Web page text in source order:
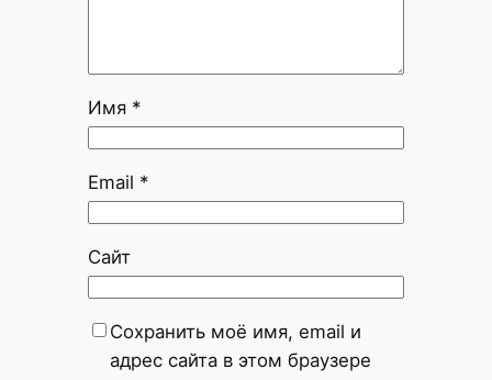
Имя *
Email *
Сайт
Сохранить моё имя, email и
адрес сайта в этом браузере